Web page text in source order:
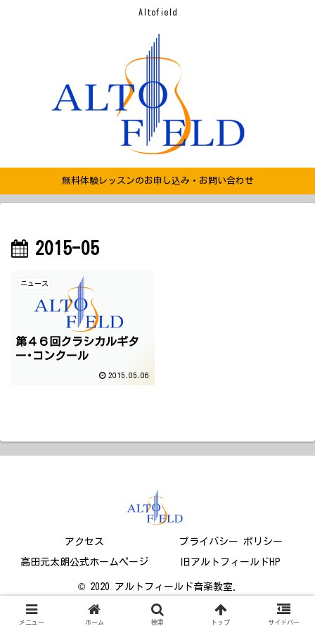
Altofield
無料体験レッスンのお申し込み・お問い合わせ
2015-05
ニュース
第４６回クラシカルギタ
ー･コンクール
2015.05.06
アクセス プライバシー ポリシー
高田元太朗公式ホームページ 旧アルトフィールドHP
© 2020 アルトフィールド音楽教室.
メニュー ホーム 検索 トップ サイドバー